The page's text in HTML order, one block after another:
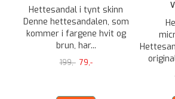
Hettesandal i tynt skinn
Denne hettesandalen, som
kommer i fargene hvit og
brun, har...
199,- 79,-